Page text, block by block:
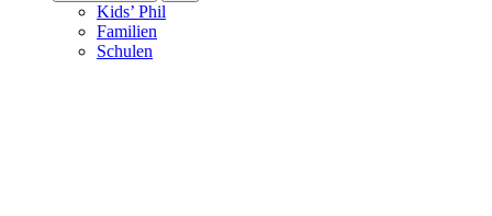
Kids’ Phil
Familien
Schulen